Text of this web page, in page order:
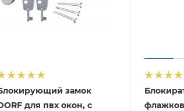
замок
для пвх окон, с